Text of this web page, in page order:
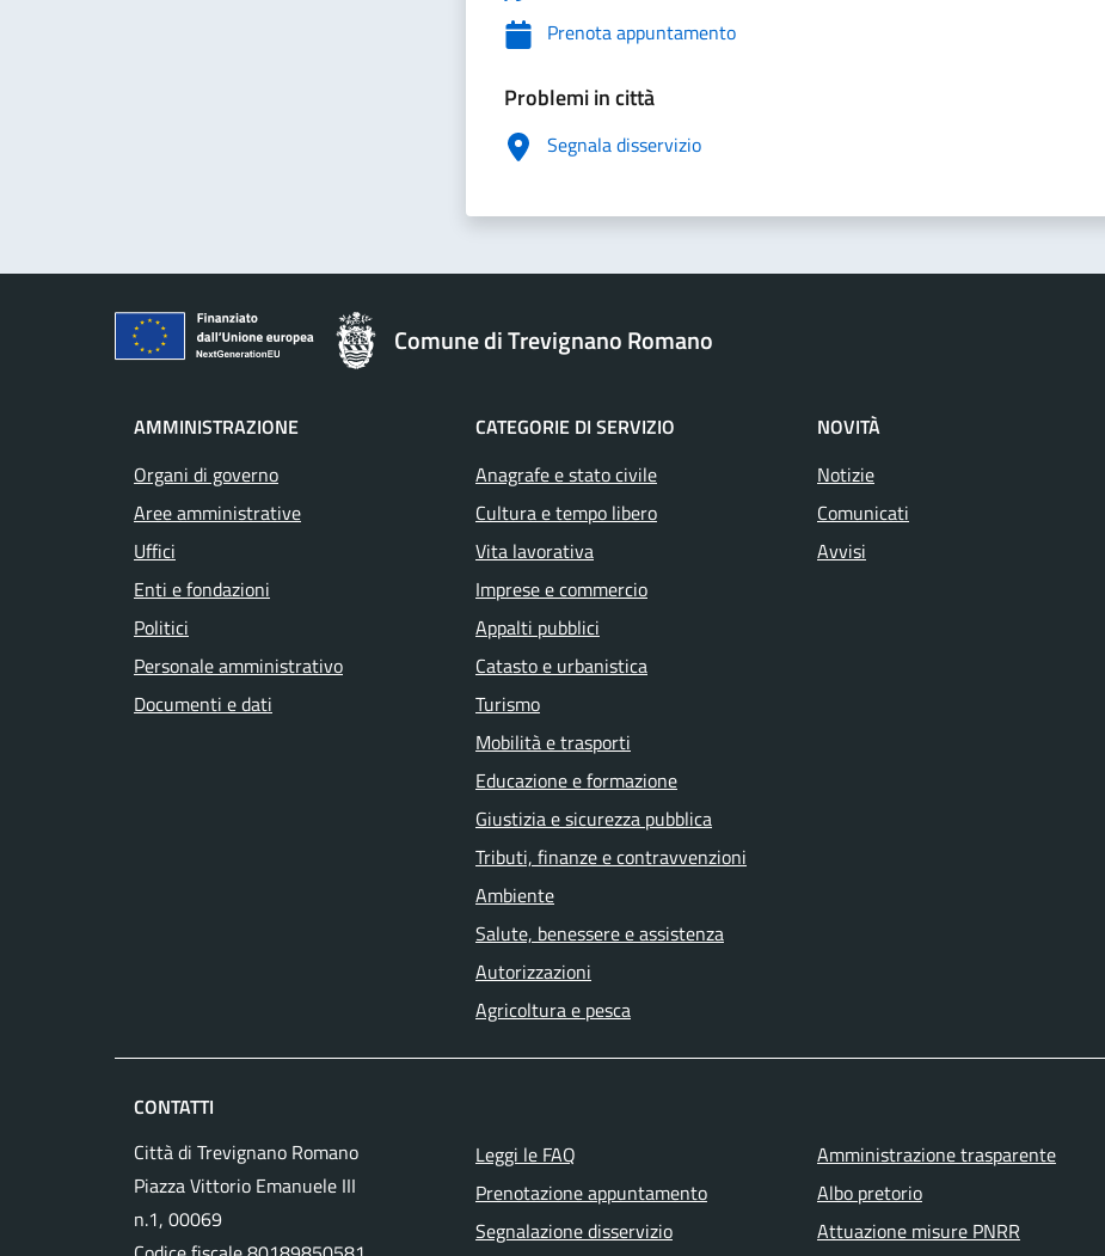
Prenota appuntamento
Problemi in città
Segnala disservizio
Comune di Trevignano Romano
AMMINISTRAZIONE
Organi di governo
Aree amministrative
Uffici
Enti e fondazioni
Politici
Personale amministrativo
Documenti e dati
CATEGORIE DI SERVIZIO
Anagrafe e stato civile
Cultura e tempo libero
Vita lavorativa
Imprese e commercio
Appalti pubblici
Catasto e urbanistica
Turismo
Mobilità e trasporti
Educazione e formazione
Giustizia e sicurezza pubblica
Tributi, finanze e contravvenzioni
Ambiente
Salute, benessere e assistenza
Autorizzazioni
Agricoltura e pesca
NOVITÀ
Notizie
Comunicati
Avvisi
CONTATTI
Città di Trevignano Romano
Piazza Vittorio Emanuele III
n.1, 00069
Leggi le FAQ
Prenotazione appuntamento
Segnalazione disservizio
Amministrazione trasparente
Albo pretorio
Attuazione misure PNRR